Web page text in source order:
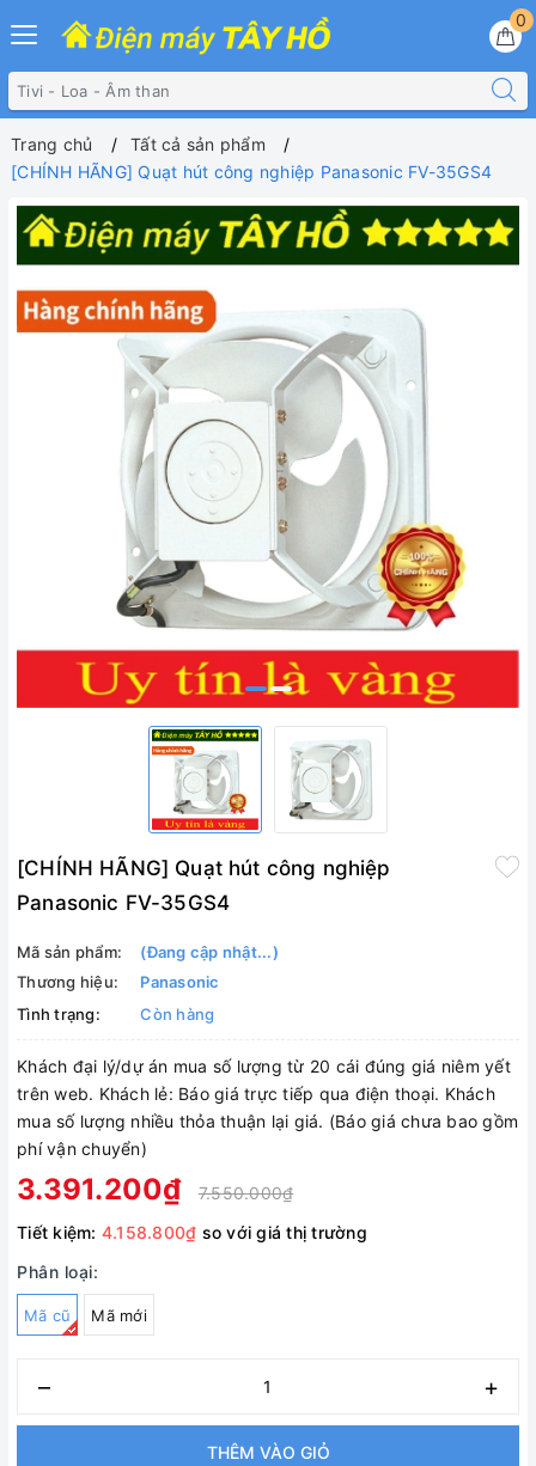
0
Trang chủ
Tất cả sản phẩm
[CHÍNH HÃNG] Quạt hút công nghiệp Panasonic FV-35GS4
[CHÍNH HÃNG] Quạt hút công nghiệp
Panasonic FV-35GS4
Mã sản phẩm:
(Đang cập nhật...)
Thương hiệu:
Panasonic
Tình trạng:
Còn hàng
Khách đại lý/dự án mua số lượng từ 20 cái đúng giá niêm yết
trên web. Khách lẻ: Báo giá trực tiếp qua điện thoại. Khách
mua số lượng nhiều thỏa thuận lại giá. (Báo giá chưa bao gồm
phí vận chuyển)
3.391.200₫
7.550.000₫
Tiết kiệm: 4.158.800₫ so với giá thị trường
Phân loại:
Mã cũ Mã mới
– +
THÊM VÀO GIỎ